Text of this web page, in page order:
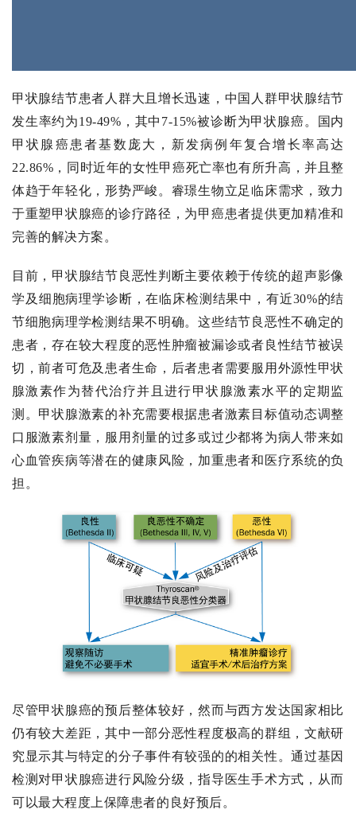
甲状腺结节患者人群大且增长迅速，中国人群甲状腺结节
发生率约为19-49%，其中7-15%被诊断为甲状腺癌。国内
甲状腺癌患者基数庞大，新发病例年复合增长率高达
22.86%，同时近年的女性甲癌死亡率也有所升高，并且整
体趋于年轻化，形势严峻。睿璟生物立足临床需求，致力
于重塑甲状腺癌的诊疗路径，为甲癌患者提供更加精准和
完善的解决方案。
目前，甲状腺结节良恶性判断主要依赖于传统的超声影像
学及细胞病理学诊断，在临床检测结果中，有近30%的结
节细胞病理学检测结果不明确。这些结节良恶性不确定的
患者，存在较大程度的恶性肿瘤被漏诊或者良性结节被误
切，前者可危及患者生命，后者患者需要服用外源性甲状
腺激素作为替代治疗并且进行甲状腺激素水平的定期监
测。甲状腺激素的补充需要根据患者激素目标值动态调整
口服激素剂量，服用剂量的过多或过少都将为病人带来如
心血管疾病等潜在的健康风险，加重患者和医疗系统的负
担。
尽管甲状腺癌的预后整体较好，然而与西方发达国家相比
仍有较大差距，其中一部分恶性程度极高的群组，文献研
究显示其与特定的分子事件有较强的的相关性。通过基因
检测对甲状腺癌进行风险分级，指导医生手术方式，从而
可以最大程度上保障患者的良好预后。